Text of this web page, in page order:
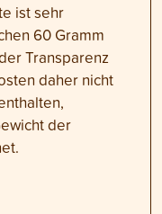
ist sehr
60 Gramm
Transparenz
daher nicht
der